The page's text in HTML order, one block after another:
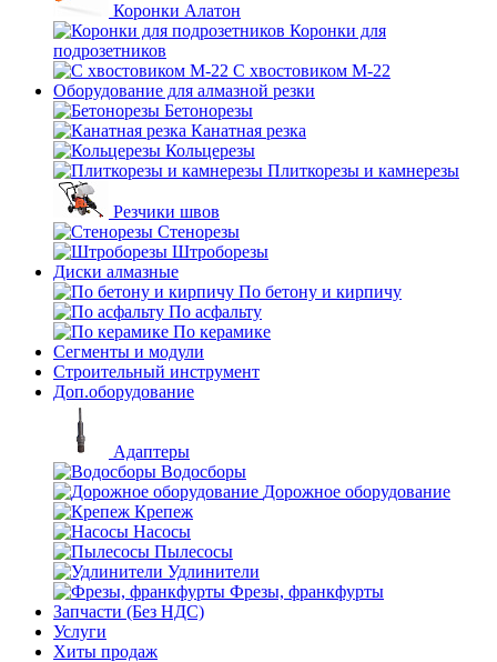
Коронки Алатон
Коронки для
подрозетников
С хвостовиком М-22
Оборудование для алмазной резки
Бетонорезы
Канатная резка
Кольцерезы
Плиткорезы и камнерезы
Резчики швов
Стенорезы
Штроборезы
Диски алмазные
По бетону и кирпичу
По асфальту
По керамике
Сегменты и модули
Строительный инструмент
Доп.оборудование
Адаптеры
Водосборы
Дорожное оборудование
Крепеж
Насосы
Пылесосы
Удлинители
Фрезы, франкфурты
Запчасти (Без НДС)
Услуги
Хиты продаж